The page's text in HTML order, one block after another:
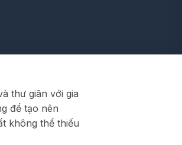
thư giãn với gia
để tạo nên
không thể thiếu